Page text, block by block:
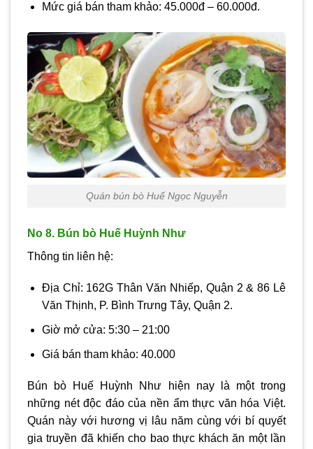
Mức giá bán tham khảo: 45.000đ – 60.000đ.
Quán bún bò Huế Ngọc Nguyễn
No 8. Bún bò Huế Huỳnh Như
Thông tin liên hệ:
Địa Chỉ: 162G Thân Văn Nhiếp, Quận 2 & 86 Lê
Văn Thịnh, P. Bình Trưng Tây, Quận 2.
Giờ mở cửa: 5:30 – 21:00
Giá bán tham khảo: 40.000
Bún bò Huế Huỳnh Như hiện nay là một trong
những nét độc đáo của nền ẩm thực văn hóa Việt.
Quán này với hương vị lâu năm cùng với bí quyết
gia truyền đã khiến cho bao thực khách ăn một lần